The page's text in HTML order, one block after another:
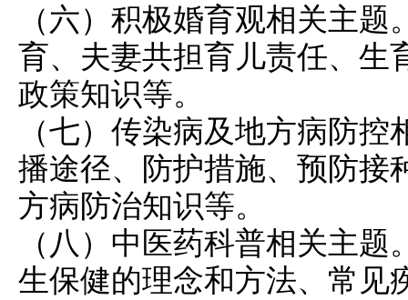
（六）积极婚育观相关主
育、夫妻共担育儿责任、生
政策知识等。
（七）传染病及地方病防
播途径、防护措施、预防接
方病防治知识等。
（八）中医药科普相关主
生保健的理念和方法、常见